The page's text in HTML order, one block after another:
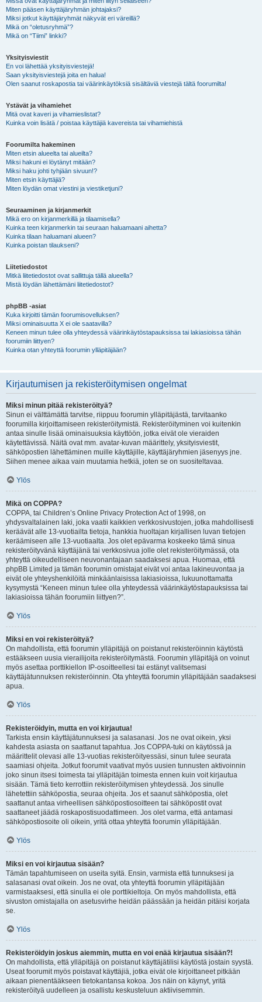
Miten pääsen käyttäjäryhmän johtajaksi?
Miksi jotkut käyttäjäryhmät näkyvät eri väreillä?
Mikä on “oletusryhmä”?
Mikä on “Tiimi” linkki?
Yksityisviestit
En voi lähettää yksityisviestejä!
Saan yksityisviestejä joita en halua!
Olen saanut roskapostia tai väärinkäytöksiä sisältäviä viestejä tältä foorumilta!
Ystävät ja vihamiehet
Mitä ovat kaveri ja vihamieslistat?
Kuinka voin lisätä / poistaa käyttäjiä kavereista tai vihamiehistä
Foorumilta hakeminen
Miten etsin alueelta tai alueilta?
Miksi hakuni ei löytänyt mitään?
Miksi haku johti tyhjään sivuun!?
Miten etsin käyttäjiä?
Miten löydän omat viestini ja viestiketjuni?
Seuraaminen ja kirjanmerkit
Mikä ero on kirjanmerkillä ja tilaamisella?
Kuinka teen kirjanmerkin tai seuraan haluamaani aihetta?
Kuinka tilaan haluamani alueen?
Kuinka poistan tilaukseni?
Liitetiedostot
Mitkä liitetiedostot ovat sallittuja tällä alueella?
Mistä löydän lähettämäni liitetiedostot?
phpBB -asiat
Kuka kirjoitti tämän foorumisovelluksen?
Miksi ominaisuutta X ei ole saatavilla?
Keneen minun tulee olla yhteydessä väärinkäytöstapauksissa tai lakiasioissa tähän
foorumiin liittyen?
Kuinka otan yhteyttä foorumin ylläpitäjään?
Kirjautumisen ja rekisteröitymisen ongelmat
Miksi minun pitää rekisteröityä?
Sinun ei välttämättä tarvitse, riippuu foorumin ylläpitäjästä, tarvitaanko
foorumilla kirjoittamiseen rekisteröitymistä. Rekisteröityminen voi kuitenkin
antaa sinulle lisää ominaisuuksia käyttöön, jotka eivät ole vieraiden
käytettävissä. Näitä ovat mm. avatar-kuvan määrittely, yksityisviestit,
sähköpostien lähettäminen muille käyttäjille, käyttäjäryhmien jäsenyys jne.
Siihen menee aikaa vain muutamia hetkiä, joten se on suositeltavaa.
Ylös
Mikä on COPPA?
COPPA, tai Children’s Online Privacy Protection Act of 1998, on
yhdysvaltalainen laki, joka vaatii kaikkien verkkosivustojen, jotka mahdollisesti
keräävät alle 13-vuotiailta tietoja, hankkia huoltajan kirjallisen luvan tietojen
keräämiseen alle 13-vuotiaalta. Jos olet epävarma koskeeko tämä sinua
rekisteröityvänä käyttäjänä tai verkkosivua jolle olet rekisteröitymässä, ota
yhteyttä oikeudelliseen neuvonantajaan saadaksesi apua. Huomaa, että
phpBB Limited ja tämän foorumin omistajat eivät voi antaa lakineuvontaa ja
eivät ole yhteyshenkilöitä minkäänlaisissa lakiasioissa, lukuunottamatta
kysymystä “Keneen minun tulee olla yhteydessä väärinkäytöstapauksissa tai
lakiasioissa tähän foorumiin liittyen?”.
Ylös
Miksi en voi rekisteröityä?
On mahdollista, että foorumin ylläpitäjä on poistanut rekisteröinnin käytöstä
estääkseen uusia vierailijoita rekisteröitymästä. Foorumin ylläpitäjä on voinut
myös asettaa porttikiellon IP-osoitteellesi tai estänyt valitsemasi
käyttäjätunnuksen rekisteröinnin. Ota yhteyttä foorumin ylläpitäjään saadaksesi
apua.
Ylös
Rekisteröidyin, mutta en voi kirjautua!
Tarkista ensin käyttäjätunnuksesi ja salasanasi. Jos ne ovat oikein, yksi
kahdesta asiasta on saattanut tapahtua. Jos COPPA-tuki on käytössä ja
määrittelit olevasi alle 13-vuotias rekisteröityessäsi, sinun tulee seurata
saamiasi ohjeita. Jotkut foorumit vaativat myös uusien tunnusten aktivoinnin
joko sinun itsesi toimesta tai ylläpitäjän toimesta ennen kuin voit kirjautua
sisään. Tämä tieto kerrottiin rekisteröitymisen yhteydessä. Jos sinulle
lähetettiin sähköpostia, seuraa ohjeita. Jos et saanut sähköpostia, olet
saattanut antaa virheellisen sähköpostiosoitteen tai sähköpostit ovat
saattaneet jäädä roskapostisuodattimeen. Jos olet varma, että antamasi
sähköpostiosoite oli oikein, yritä ottaa yhteyttä foorumin ylläpitäjään.
Ylös
Miksi en voi kirjautua sisään?
Tämän tapahtumiseen on useita syitä. Ensin, varmista että tunnuksesi ja
salasanasi ovat oikein. Jos ne ovat, ota yhteyttä foorumin ylläpitäjään
varmistaaksesi, että sinulla ei ole porttikieltoja. On myös mahdollista, että
sivuston omistajalla on asetusvirhe heidän päässään ja heidän pitäisi korjata
se.
Ylös
Rekisteröidyin joskus aiemmin, mutta en voi enää kirjautua sisään?!
On mahdollista, että ylläpitäjä on poistanut käyttäjätilisi käytöstä jostain syystä.
Useat foorumit myös poistavat käyttäjiä, jotka eivät ole kirjoittaneet pitkään
aikaan pienentääkseen tietokantansa kokoa. Jos näin on käynyt, yritä
rekisteröityä uudelleen ja osallistu keskusteluun aktiivisemmin.